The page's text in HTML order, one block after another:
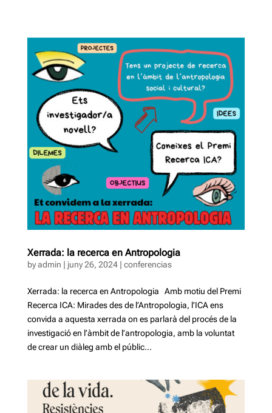
Xerrada: la recerca en Antropologia
byadmin | juny 26, 2024| conferencias
Xerrada: la recerca en Antropologia Amb motiu del Premi
Recerca ICA: Mirades des de l’Antropologia, l’ICA ens
convida a aquesta xerrada on es parlarà del procés de la
investigació en l’àmbit de l’antropologia, amb la voluntat
de crear un diàleg amb el públic...